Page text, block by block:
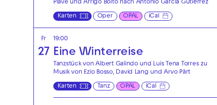
Piave und Arrigo Boito nach Antonio García Gutiérrez
Karten Oper OPAL iCal
Fr
27
19:00
Eine Winterreise
Tanzstück von Albert Galindo und Luis Tena Torres zu
Musik von Ezio Bosso, David Lang und Arvo Pärt
Karten Tanz OPAL iCal